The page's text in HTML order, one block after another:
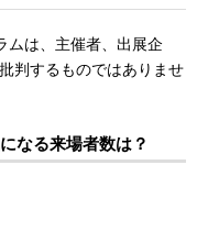
ムは、主催者、出展企
判するものではありませ
なる来場者数は？